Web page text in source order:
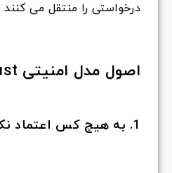
درخواستی را منتقل می کنند.
اصول مدل امنیتی Zero Trust:
1. به هیچ کس اعتماد نکنید